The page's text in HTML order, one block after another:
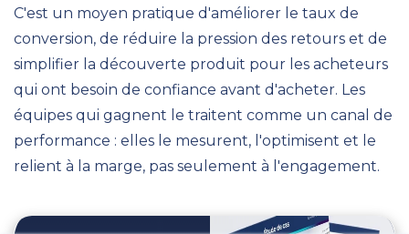
C'est un moyen pratique d'améliorer le taux de
conversion, de réduire la pression des retours et de
simplifier la découverte produit pour les acheteurs
qui ont besoin de confiance avant d'acheter. Les
équipes qui gagnent le traitent comme un canal de
performance : elles le mesurent, l'optimisent et le
relient à la marge, pas seulement à l'engagement.